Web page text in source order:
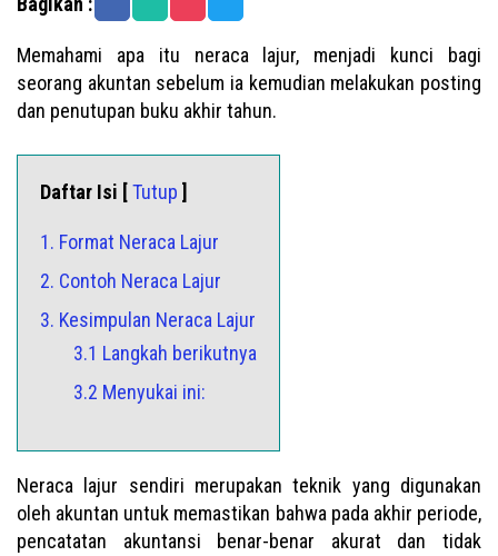
Memahami apa itu neraca lajur, menjadi kunci bagi
seorang akuntan sebelum ia kemudian melakukan posting
dan penutupan buku akhir tahun.
Daftar Isi [Tutup ]
1. Format Neraca Lajur
2. Contoh Neraca Lajur
3. Kesimpulan Neraca Lajur
3.1 Langkah berikutnya
3.2 Menyukai ini:
Neraca lajur sendiri merupakan teknik yang digunakan
oleh akuntan untuk memastikan bahwa pada akhir periode,
pencatatan akuntansi benar-benar akurat dan tidak